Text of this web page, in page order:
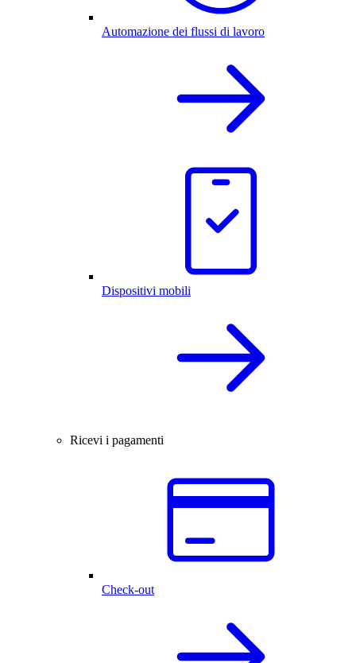
Automazione dei flussi di lavoro
Dispositivi mobili
Ricevi i pagamenti
Check-out